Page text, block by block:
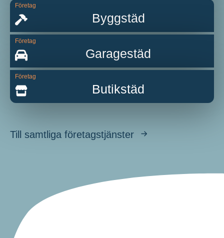
Företag
Byggstäd
Företag
Garagestäd
Företag
Butikstäd
Till samtliga företagstjänster